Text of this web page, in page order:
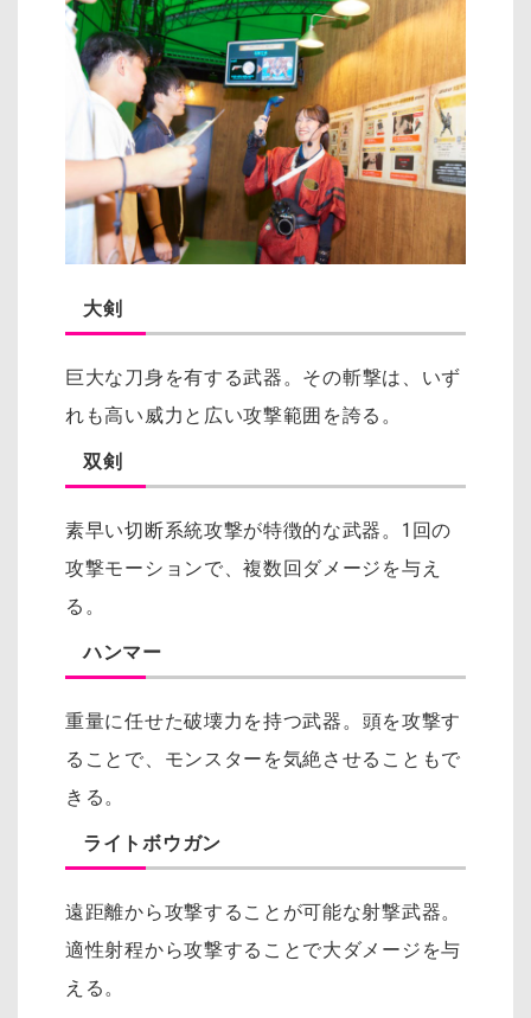
大剣
巨大な刀身を有する武器。 その斬撃は、いず
れも高い威力と広い攻撃範囲を誇る。
双剣
素早い切断系統攻撃が特徴的な武器。 1回の
攻撃モーションで、複数回ダメージを与え
る。
ハンマー
重量に任せた破壊力を持つ武器。 頭を攻撃す
ることで、モンスターを気絶させることもで
きる。
ライトボウガン
遠距離から攻撃することが可能な射撃武器。
適性射程から攻撃することで大ダメージを与
える。